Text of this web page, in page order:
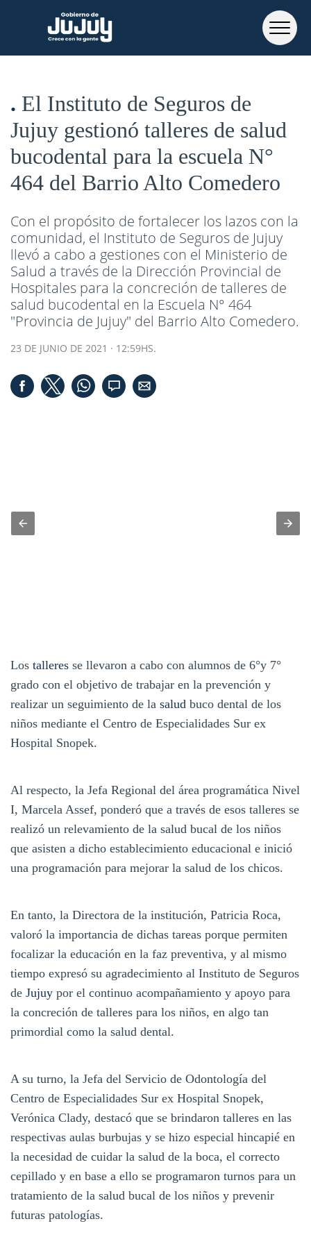
El Instituto de Seguros de
Jujuy gestionó talleres de salud
bucodental para la escuela N°
464 del Barrio Alto Comedero
Con el propósito de fortalecer los lazos con la
comunidad, el Instituto de Seguros de Jujuy
llevó a cabo a gestiones con el Ministerio de
Salud a través de la Dirección Provincial de
Hospitales para la concreción de talleres de
salud bucodental en la Escuela N° 464
"Provincia de Jujuy" del Barrio Alto Comedero.
23 DE JUNIO DE 2021 · 12:59HS.
Los talleres se llevaron a cabo con alumnos de 6°y 7°
grado con el objetivo de trabajar en la prevención y
realizar un seguimiento de la salud buco dental de los
niños mediante el Centro de Especialidades Sur ex
Hospital Snopek.
Al respecto, la Jefa Regional del área programática Nivel
I, Marcela Assef, ponderó que a través de esos talleres se
realizó un relevamiento de la salud bucal de los niños
que asisten a dicho establecimiento educacional e inició
una programación para mejorar la salud de los chicos.
En tanto, la Directora de la institución, Patricia Roca,
valoró la importancia de dichas tareas porque permiten
focalizar la educación en la faz preventiva, y al mismo
tiempo expresó su agradecimiento al Instituto de Seguros
de Jujuy por el continuo acompañamiento y apoyo para
la concreción de talleres para los niños, en algo tan
primordial como la salud dental.
A su turno, la Jefa del Servicio de Odontología del
Centro de Especialidades Sur ex Hospital Snopek,
Verónica Clady, destacó que se brindaron talleres en las
respectivas aulas burbujas y se hizo especial hincapié en
la necesidad de cuidar la salud de la boca, el correcto
cepillado y en base a ello se programaron turnos para un
tratamiento de la salud bucal de los niños y prevenir
futuras patologías.